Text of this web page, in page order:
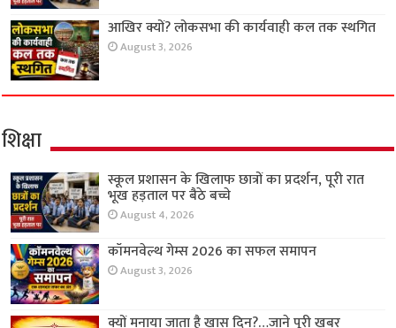
आखिर क्यों? लोकसभा की कार्यवाही कल तक स्थगित
August 3, 2026
शिक्षा
स्कूल प्रशासन के खिलाफ छात्रों का प्रदर्शन, पूरी रात
भूख हड़ताल पर बैठे बच्चे
August 4, 2026
कॉमनवेल्थ गेम्स 2026 का सफल समापन
August 3, 2026